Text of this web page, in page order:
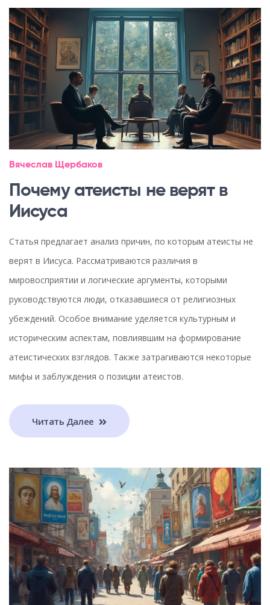
Вячеслав Щербаков
Почему атеисты не верят в
Иисуса
Статья предлагает анализ причин, по которым атеисты не
верят в Иисуса. Рассматриваются различия в
мировосприятии и логические аргументы, которыми
руководствуются люди, отказавшиеся от религиозных
убеждений. Особое внимание уделяется культурным и
историческим аспектам, повлиявшим на формирование
атеистических взглядов. Также затрагиваются некоторые
мифы и заблуждения о позиции атеистов.
Читать Далее